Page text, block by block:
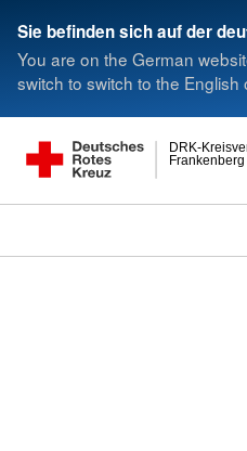
Sie befinden sich auf der
You are on the German
switch to switch to the English
Frankenberg
DRK-